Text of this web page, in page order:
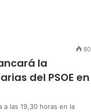
80
la
del PSOE en
a las 19,30 horas en la